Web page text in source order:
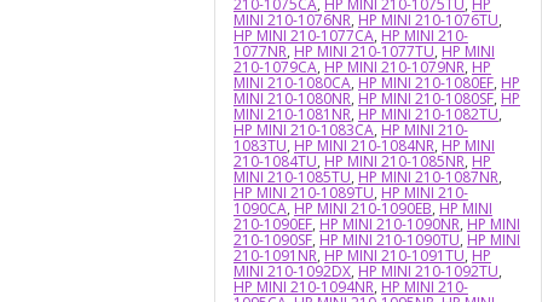
MINI 210-1076NR, HP MINI 210-1076TU,
HP MINI 210-1077CA, HP MINI 210-
1077NR, HP MINI 210-1077TU, HP MINI
210-1079CA, HP MINI 210-1079NR, HP
MINI 210-1080CA, HP MINI 210-1080EF, HP
MINI 210-1080NR, HP MINI 210-1080SF, HP
MINI 210-1081NR, HP MINI 210-1082TU,
HP MINI 210-1083CA, HP MINI 210-
1083TU, HP MINI 210-1084NR, HP MINI
210-1084TU, HP MINI 210-1085NR, HP
MINI 210-1085TU, HP MINI 210-1087NR,
HP MINI 210-1089TU, HP MINI 210-
1090CA, HP MINI 210-1090EB, HP MINI
210-1090EF, HP MINI 210-1090NR, HP MINI
210-1090SF, HP MINI 210-1090TU, HP MINI
210-1091NR, HP MINI 210-1091TU, HP
MINI 210-1092DX, HP MINI 210-1092TU,
HP MINI 210-1094NR, HP MINI 210-